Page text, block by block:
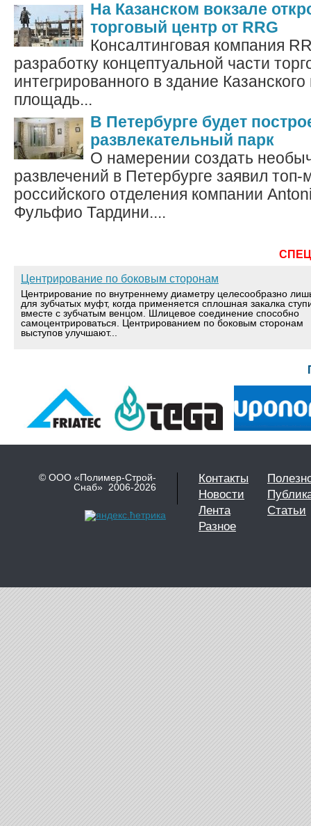
На Казанском вокзале
торговый центр от RRG
Консалтинговая компания
разработку концептуальной части
интегрированного в здание
площадь...
В Петербурге будет
развлекательный парк
О намерении создать
развлечений в Петербурге заявил
российского отделения компании
Фульфио Тардини....
Центрирование по боковым сторонам
Центрирование по внутреннему диаметру целесообразно
для зубчатых муфт, когда применяется сплошная закалка
вместе с зубчатым венцом. Шлицевое соединение способно
самоцентрироваться. Центрированием по боковым сторонам
выступов улучшают...
© ООО «Полимер-Строй-
Снаб» 2006-2026
Контакты
Новости
Лента
Статьи
Разное